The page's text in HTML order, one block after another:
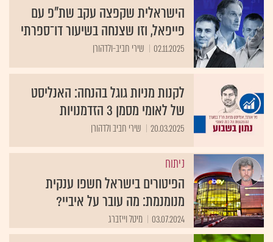
הישראלית שקפצה עקב שת"פ עם
פייפאל, וזו שצנחה בשיעור דו־ספרתי
02.11.2025 שירי חביב-ולדהורן
לקנות מניות גוגל בהנחה: האנליסט
של לאומי מסמן 3 הזדמנויות
20.03.2025 שירי חביב ולדהורן
ניתוח
הפיטורים בישראל חשפו ענקית
מנומנמת: מה עובר על איביי?
03.07.2024 מיטל וייזברג